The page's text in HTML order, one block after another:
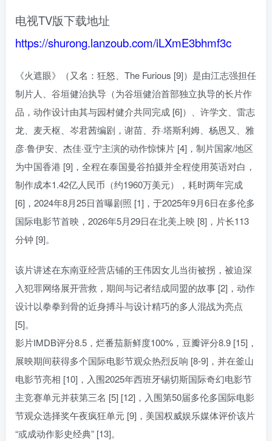
电视TV版下载地址
https://shurong.lanzoub.com/iLXmE3bhmf3c
《火遮眼》（又名：狂怒、The Furious [9]）是由江志强担任
制片人、谷垣健治执导（为谷垣健治首部独立执导的长片作
品，动作设计由其与园村健介共同完成 [6]）、许学文、雷志
龙、麦天枢、岑君茜编剧，谢苗、乔·塔斯利姆、杨恩又、雅
彦·鲁伊安、杰佳·亚宁主演的动作惊悚片 [4]，制片国家/地区
为中国香港 [9]，全程在泰国曼谷拍摄并全程使用英语对白，
制作成本1.42亿人民币（约1960万美元），耗时两年完成
[6]，2024年8月25日首曝剧照 [1]，于2025年9月6日在多伦多
国际电影节首映，2026年5月29日在北美上映 [8]，片长113
分钟 [9]。
该片讲述在东南亚经营店铺的王伟因女儿当街被拐，被迫深
入犯罪网络展开营救，期间与记者结成同盟的故事 [2]，动作
设计以拳拳到骨的近身搏斗与设计精巧的多人混战为亮点
[5]。
影片IMDB评分8.5，烂番茄新鲜度100%，豆瓣评分8.9 [15]，
展映期间获得多个国际电影节观众热烈反响 [8-9]，并在釜山
电影节亮相 [10]，入围2025年西班牙锡切斯国际奇幻电影节
主竞赛单元并获第三名 [5] [12]，入围第50届多伦多国际电影
节观众选择奖午夜疯狂单元 [9]，美国权威娱乐媒体评价该片
“或成动作影史经典” [13]。